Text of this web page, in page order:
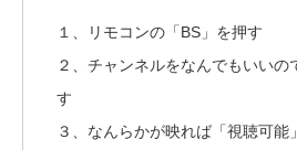
１、リモコンの「BS」を押す
２、チャンネルをなんでもいいの
す
３、なんらかが映れば「視聴可能